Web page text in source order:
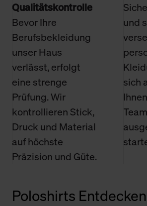
Qualitätskontrolle
Bevor Ihre
Berufsbekleidung
unser Haus
verlässt, erfolgt
eine strenge
Prüfung. Wir
kontrollieren Stick,
Druck und Material
auf höchste
Präzision und Güte.
und
sich
Poloshirts Entdecken